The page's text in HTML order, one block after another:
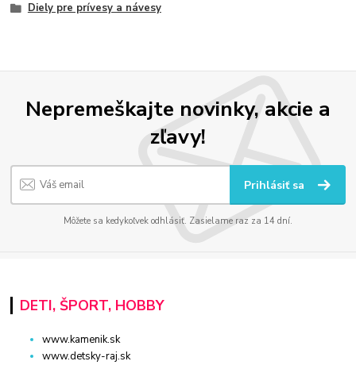
Diely pre prívesy a návesy
Nepremeškajte novinky, akcie a
zľavy!
Prihlásiť sa
Môžete sa kedykoľvek odhlásiť. Zasielame raz za 14 dní.
DETI, ŠPORT, HOBBY
www.kamenik.sk
www.detsky-raj.sk